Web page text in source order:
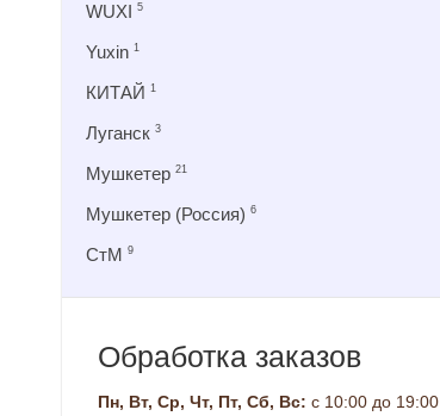
WUXI 5
Yuxin 1
КИТАЙ 1
Луганск 3
Мушкетер 21
Мушкетер (Россия) 6
СтМ 9
Обработка заказов
Пн, Вт, Ср, Чт, Пт, Сб, Вс: с 10:00 до 19:00